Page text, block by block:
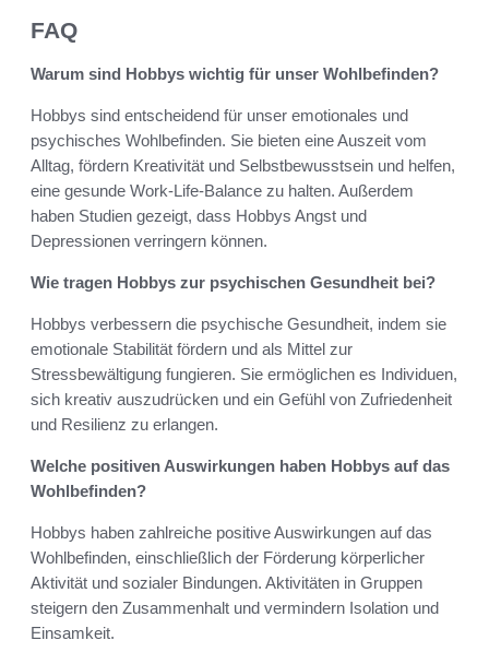
FAQ
Warum sind Hobbys wichtig für unser Wohlbefinden?
Hobbys sind entscheidend für unser emotionales und
psychisches Wohlbefinden. Sie bieten eine Auszeit vom
Alltag, fördern Kreativität und Selbstbewusstsein und helfen,
eine gesunde Work-Life-Balance zu halten. Außerdem
haben Studien gezeigt, dass Hobbys Angst und
Depressionen verringern können.
Wie tragen Hobbys zur psychischen Gesundheit bei?
Hobbys verbessern die psychische Gesundheit, indem sie
emotionale Stabilität fördern und als Mittel zur
Stressbewältigung fungieren. Sie ermöglichen es Individuen,
sich kreativ auszudrücken und ein Gefühl von Zufriedenheit
und Resilienz zu erlangen.
Welche positiven Auswirkungen haben Hobbys auf das
Wohlbefinden?
Hobbys haben zahlreiche positive Auswirkungen auf das
Wohlbefinden, einschließlich der Förderung körperlicher
Aktivität und sozialer Bindungen. Aktivitäten in Gruppen
steigern den Zusammenhalt und vermindern Isolation und
Einsamkeit.